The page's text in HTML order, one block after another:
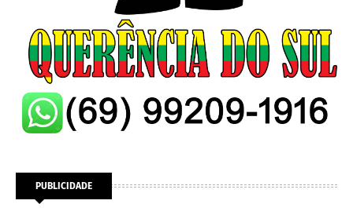
PUBLICIDADE